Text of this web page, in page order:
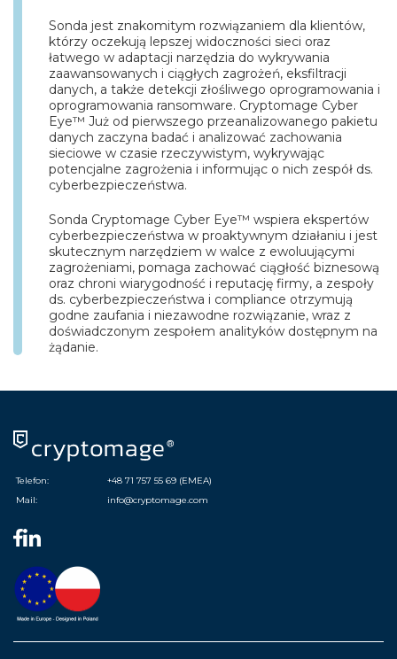
Sonda jest znakomitym rozwiązaniem dla klientów,
którzy oczekują lepszej widoczności sieci oraz
łatwego w adaptacji narzędzia do wykrywania
zaawansowanych i ciągłych zagrożeń, eksfiltracji
danych, a także detekcji złośliwego oprogramowania i
oprogramowania ransomware. Cryptomage Cyber
Eye™ Już od pierwszego przeanalizowanego pakietu
danych zaczyna badać i analizować zachowania
sieciowe w czasie rzeczywistym, wykrywając
potencjalne zagrożenia i informując o nich zespół ds.
cyberbezpieczeństwa.
Sonda Cryptomage Cyber Eye™ wspiera ekspertów
cyberbezpieczeństwa w proaktywnym działaniu i jest
skutecznym narzędziem w walce z ewoluującymi
zagrożeniami, pomaga zachować ciągłość biznesową
oraz chroni wiarygodność i reputację firmy, a zespoły
ds. cyberbezpieczeństwa i compliance otrzymują
godne zaufania i niezawodne rozwiązanie, wraz z
doświadczonym zespołem analityków dostępnym na
żądanie.
Telefon:
+48 71 757 55 69 (EMEA)
Mail:
info@cryptomage.com